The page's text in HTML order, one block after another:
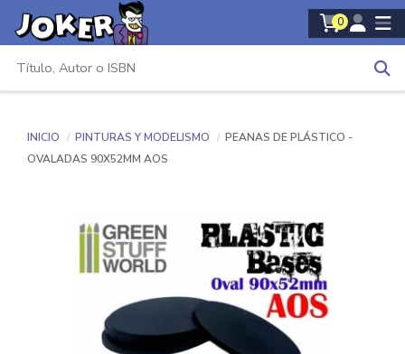
0
INICIO PINTURAS Y MODELISMO
PEANAS DE PLÁSTICO -
OVALADAS 90X52MM AOS